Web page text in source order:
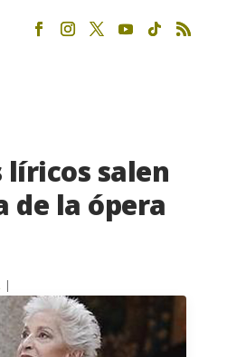
líricos salen
de la ópera
|